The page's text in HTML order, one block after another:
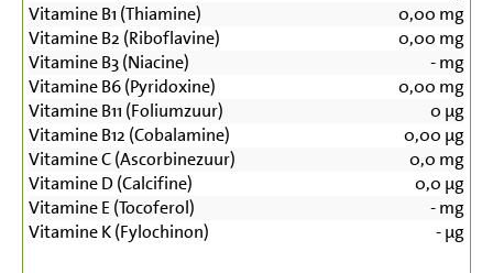
Vitamine B1 (Thiamine)
0,00 mg
Vitamine B2 (Riboflavine)
0,00 mg
Vitamine B3 (Niacine)
-mg
Vitamine B6 (Pyridoxine)
0,00 mg
Vitamine B11 (Foliumzuur)
0 µg
Vitamine B12 (Cobalamine)
0,00 µg
Vitamine C (Ascorbinezuur)
0,0 mg
Vitamine D (Calcifine)
0,0 µg
Vitamine E (Tocoferol)
-mg
Vitamine K (Fylochinon)
-µg